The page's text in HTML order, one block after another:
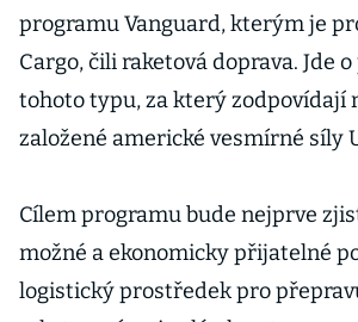
programu Vanguard, kterým je
Cargo, čili raketová doprava. Jde
tohoto typu, za který zodpovídají
založené americké vesmírné síly
Cílem programu bude nejprve
možné a ekonomicky přijatelné
logistický prostředek pro